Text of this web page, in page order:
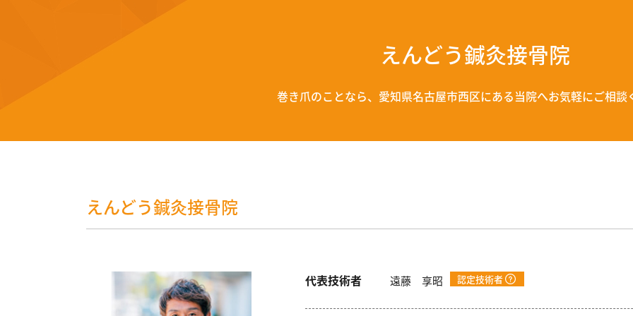
えんどう鍼灸接骨院
巻き爪のことなら、愛知県名古屋市西区にある当院へお気軽にご相談
えんどう鍼灸接骨院
代表技術者 遠藤 享昭 認定技術者